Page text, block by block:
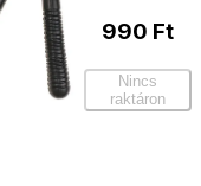
990 Ft
Nincs
raktáron